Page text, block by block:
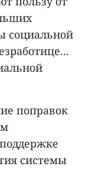
социальной
поправок
системы